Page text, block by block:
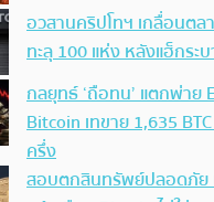
อวสานคริปโทฯ เกลื่อนตล
ทะลุ 100 แห่ง หลังแฮ็กระ
กลยุทธ์ ‘ถือทน’ แตกพ่าย
Bitcoin เทขาย 1,635
ครึ่ง
สอบตกสินทรัพย์ปลอดภัย